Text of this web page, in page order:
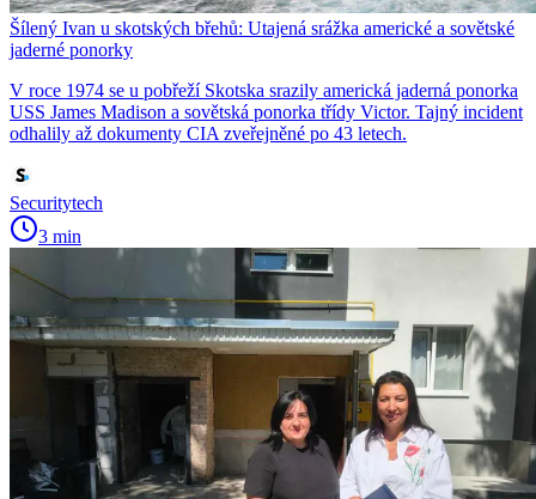
Šílený Ivan u skotských břehů: Utajená srážka americké a sovětské
jaderné ponorky
V roce 1974 se u pobřeží Skotska srazily americká jaderná ponorka
USS James Madison a sovětská ponorka třídy Victor. Tajný incident
odhalily až dokumenty CIA zveřejněné po 43 letech.
Securitytech
3 min